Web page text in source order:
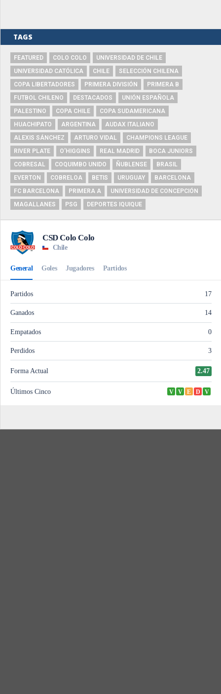
TAGS
FEATURED COLO COLO
UNIVERSIDAD DE CHILE
UNIVERSIDAD CATÓLICA
CHILE
SELECCIÓN CHILENA
COPA LIBERTADORES
PRIMERA DIVISIÓN
PRIMERA B
FUTBOL CHILENO
DESTACADOS
UNIÓN ESPAÑOLA
PALESTINO
COPA CHILE
COPA SUDAMERICANA
HUACHIPATO
ARGENTINA
AUDAX ITALIANO
ALEXIS SÁNCHEZ
ARTURO VIDAL
CHAMPIONS LEAGUE
RIVER PLATE
O'HIGGINS REAL MADRID
BOCA JUNIORS
COBRESAL
COQUIMBO UNIDO ÑUBLENSE
BRASIL
EVERTON
COBRELOA BETIS URUGUAY
BARCELONA
FC BARCELONA
PRIMERA A
UNIVERSIDAD DE CONCEPCIÓN
MAGALLANES
PSG DEPORTES IQUIQUE